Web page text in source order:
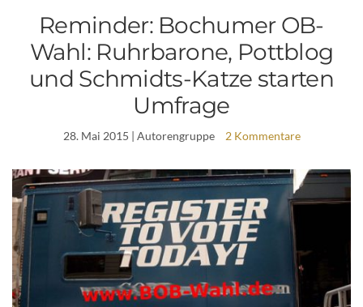
Reminder: Bochumer OB-
Wahl: Ruhrbarone, Pottblog
und Schmidts-Katze starten
Umfrage
28. Mai 2015 | Autorengruppe 2 Kommentare